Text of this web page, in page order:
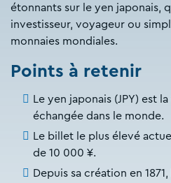
étonnants sur le yen japonais,
investisseur, voyageur ou
monnaies mondiales.
Points à retenir
Le yen japonais (JPY) est
échangée dans le monde.
Le billet le plus élevé
de 10 000 ¥.
Depuis sa création en